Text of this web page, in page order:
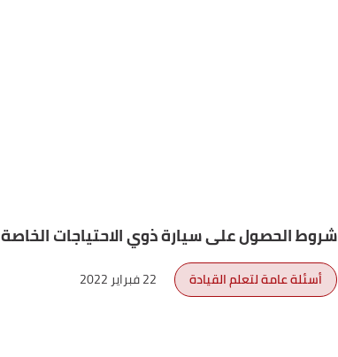
شروط الحصول على سيارة ذوي الاحتياجات الخاصة
أسئلة عامة لتعلم القيادة 22 فبراير 2022